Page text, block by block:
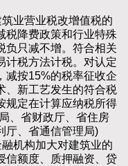
业营业税改增值税的
税降费政策和行业特殊
负只减不增。符合相关
计税方法计税。对认定
减按15%的税率征收企
、新工艺发生的符合税
规定在计算应纳税所得
、省财政厅、省住房
厅、省通信管理局)
机构加大对建筑业的
信额度、质押融资、贷